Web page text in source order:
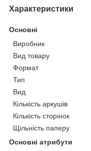
Характеристики
Основні
Виробник
Вид товару
Формат
Тип
Вид
Кількість аркушів
Кількість сторінок
Щільність паперу
Основні атрибути